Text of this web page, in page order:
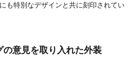
も特別なデザインと共に刻印されてい
の意見を取り入れた外装